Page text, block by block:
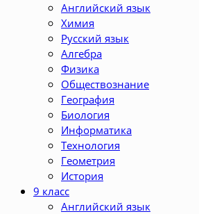
Английский язык
Химия
Русский язык
Алгебра
Физика
Обществознание
География
Биология
Информатика
Технология
Геометрия
История
9 класс
Английский язык